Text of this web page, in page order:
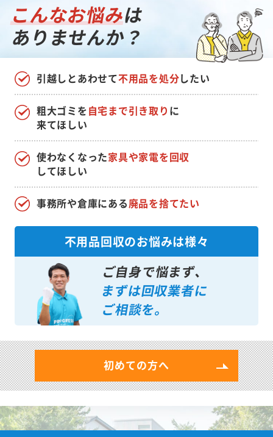
こんなお悩みは
ありませんか？
引越しとあわせて不用品を処分したい
使わなくなった家具や家電を回収
してほしい
粗大ゴミを自宅まで引き取り に
来てほしい
事務所や倉庫にある廃品を捨てたい
不用品回収のお悩みは様々
ご自身で悩まず、
まずは回収業者に
ご相談を。
初めての方へ